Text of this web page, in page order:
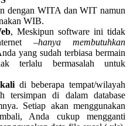
dengan WITA dan WIT namun
WIB.
, Meskipun software ini tidak
–hanya membutuhkan
yang sudah terbiasa bermain
terlalu bermasalah untuk
di beberapa tempat/wilayah
tersimpan di dalam database
Setiap akan menggunakan
Anda cukup mengganti